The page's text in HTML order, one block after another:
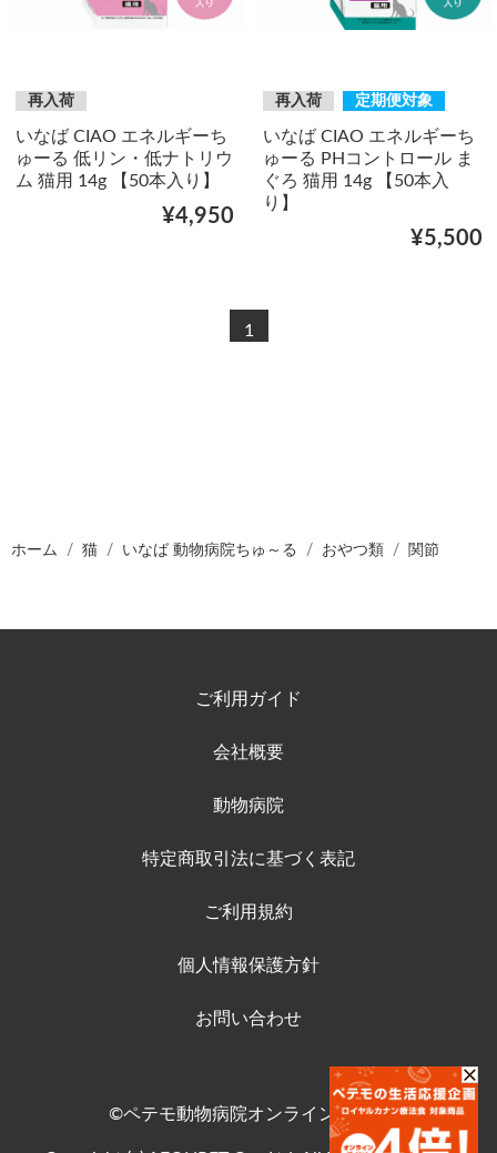
再入荷
いなば CIAO エネルギーち
ゅーる 低リン・低ナトリウ
ム 猫用 14g 【50本入り】
¥4,950
再入荷 定期便対象
いなば CIAO エネルギーち
ゅーる PHコントロール ま
ぐろ 猫用 14g 【50本入
り】
¥5,500
1
ホーム 猫 いなば 動物病院ちゅ～る おやつ類 関節
ご利用ガイド
会社概要
動物病院
特定商取引法に基づく表記
ご利用規約
個人情報保護方針
お問い合わせ
©ペテモ動物病院オンラインストア